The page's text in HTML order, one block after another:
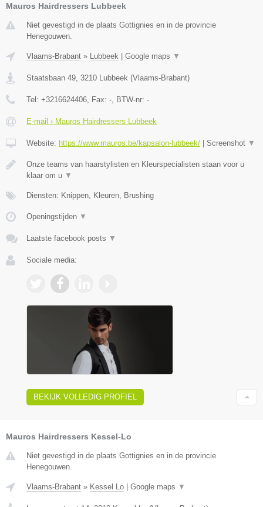
Mauros Hairdressers Lubbeek
Niet gevestigd in de plaats Gottignies en in de provincie
Henegouwen.
Vlaams-Brabant » Lubbeek | Google maps ▼
Staatsbaan 49 3210 Lubbeek (Vlaams-Brabant)
Tel: +3216624406 , Fax: - , BTW-nr: -
E-mail › Mauros Hairdressers Lubbeek
Website: https://www.mauros.be/kapsalon-lubbeek/ | Screenshot ▼
Onze teams van haarstylisten en Kleurspecialisten staan voor u
klaar om u ▼
Diensten: Knippen, Kleuren, Brushing
Openingstijden ▼
Laatste facebook posts ▼
Sociale media:
BEKIJK VOLLEDIG PROFIEL
Mauros Hairdressers Kessel-Lo
Niet gevestigd in de plaats Gottignies en in de provincie
Henegouwen.
Vlaams-Brabant » Kessel Lo | Google maps ▼